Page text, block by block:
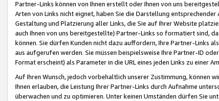
Partner-Links können von Ihnen erstellt oder Ihnen von uns
Arten von Links nicht eignet, haben Sie die Darstellung
Gestaltung und Platzierung aller Links, die Sie auf Ihrer Website
auch Ihnen von uns bereitgestellte) Partner-Links so formatiert sind,
können. Sie dürfen Kunden nicht dazu auffordern, Ihre Partner-Links
aus aufgerufen werden. Sie müssen beispielsweise Ihre Partner-ID
Format erscheint) als Parameter in die URL eines jeden Links zu einer
Auf Ihren Wunsch, jedoch vorbehaltlich unserer Zustimmung, können
Ihnen erlauben, die Leistung Ihrer Partner-Links durch Aufnahme
überwachen und zu optimieren. Unter keinen Umständen dürfen Sie